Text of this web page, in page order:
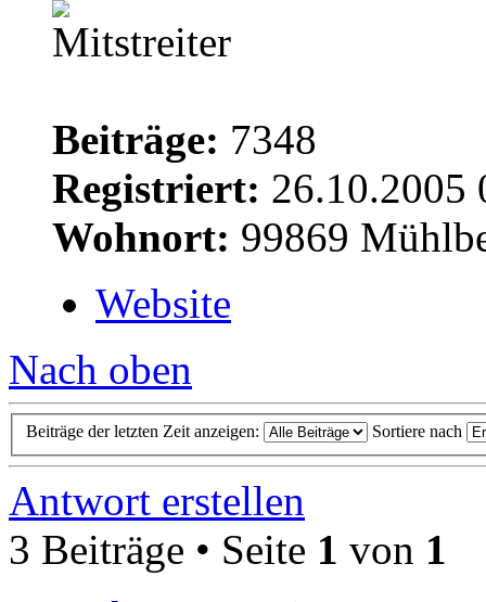
Beiträge: 7348
Registriert: 26.10.2005
Wohnort: 99869
Website
Nach oben
Beiträge der letzten Zeit anzeigen: Sortiere nach
Antwort erstellen
3 Beiträge • Seite 1 von 1